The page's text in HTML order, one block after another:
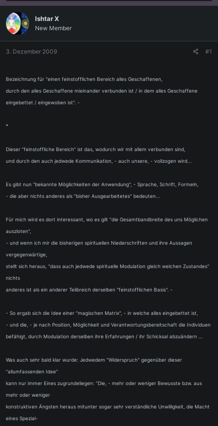
s
t
e
l
r
s
e
l
a
Ishtar X
New Member
3. Dezember 2009 #1
Bezeichnung für "einen feinstofflichen Bereich alles Geschaffenen,
durch den alles Geschaffene mieinander verbunden ist / in dem alles Geschaffene
eingebettet / eingewoben ist". -
*
Dieser "feinstoffliche Bereich" ist das, wodurch wir mit allem verbunden sind,
und durch den auch jedwede Kommunikation, - auch unsere, - vollzogen wird...
Es gibt nun "bekannte Möglichkeiten der Anwendung", - Sprache, Schrift, Formeln,
- die aber nichts anderes als "bisher Ausgearbeitetes" bedeuten...
Für mich wird es dort interessant, wo es gilt "die Gesamtbandbreite des uns Möglichen
auszloten",
- und wenn ich mir die bisherigen spirituellen Niederschriften und ihre Aussagen
vergegenwärtige,
stellt sich heraus, "dass auch jedwede spirituelle Modulation gleich welchen Zustandes"
nichts
anderes ist als ein anderer Teilbreich derselben "feinstofflichen Basis". -
- So ergab sich die Idee einer "magischen Matrix", - in welche alles eingebettet ist,
- und die, - je nach Position, Möglichkeit und Verantwortungsbereitschaft die Individuen
befähigt, durch Modulation derselben ihre Erfahrungen / ihr Schicksal abzuändern ...
Was auch sehr bald klar wurde: Jedwedem "Widerspruch" gegenüber dieser
"allumfassenden Idee"
kann nur immer Eines zugrundeliegen: "Die, - mehr oder weniger Bewusste bzw. aus
mehr oder weniger
konstruktiven Ängsten heraus mitunter sogar sehr verständliche Unwilligkeit, die Macht
eines Spezial-